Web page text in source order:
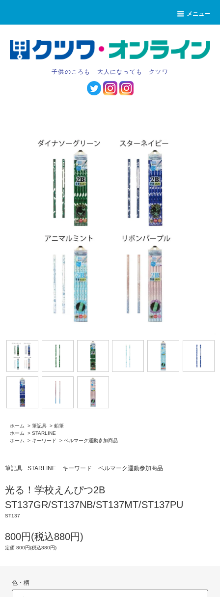
メニュー
子供のころも 大人になっても クツワ
ホーム > 筆記具 > 鉛筆
ホーム
> STARLINE
ホーム
> キーワード > ベルマーク運動参加商品
筆記具 STARLINE キーワード ベルマーク運動参加商品
光る！学校えんぴつ2B
ST137GR/ST137NB/ST137MT/ST137PU
ST137
800円(税込880円)
定価 800円(税込880円)
色・柄